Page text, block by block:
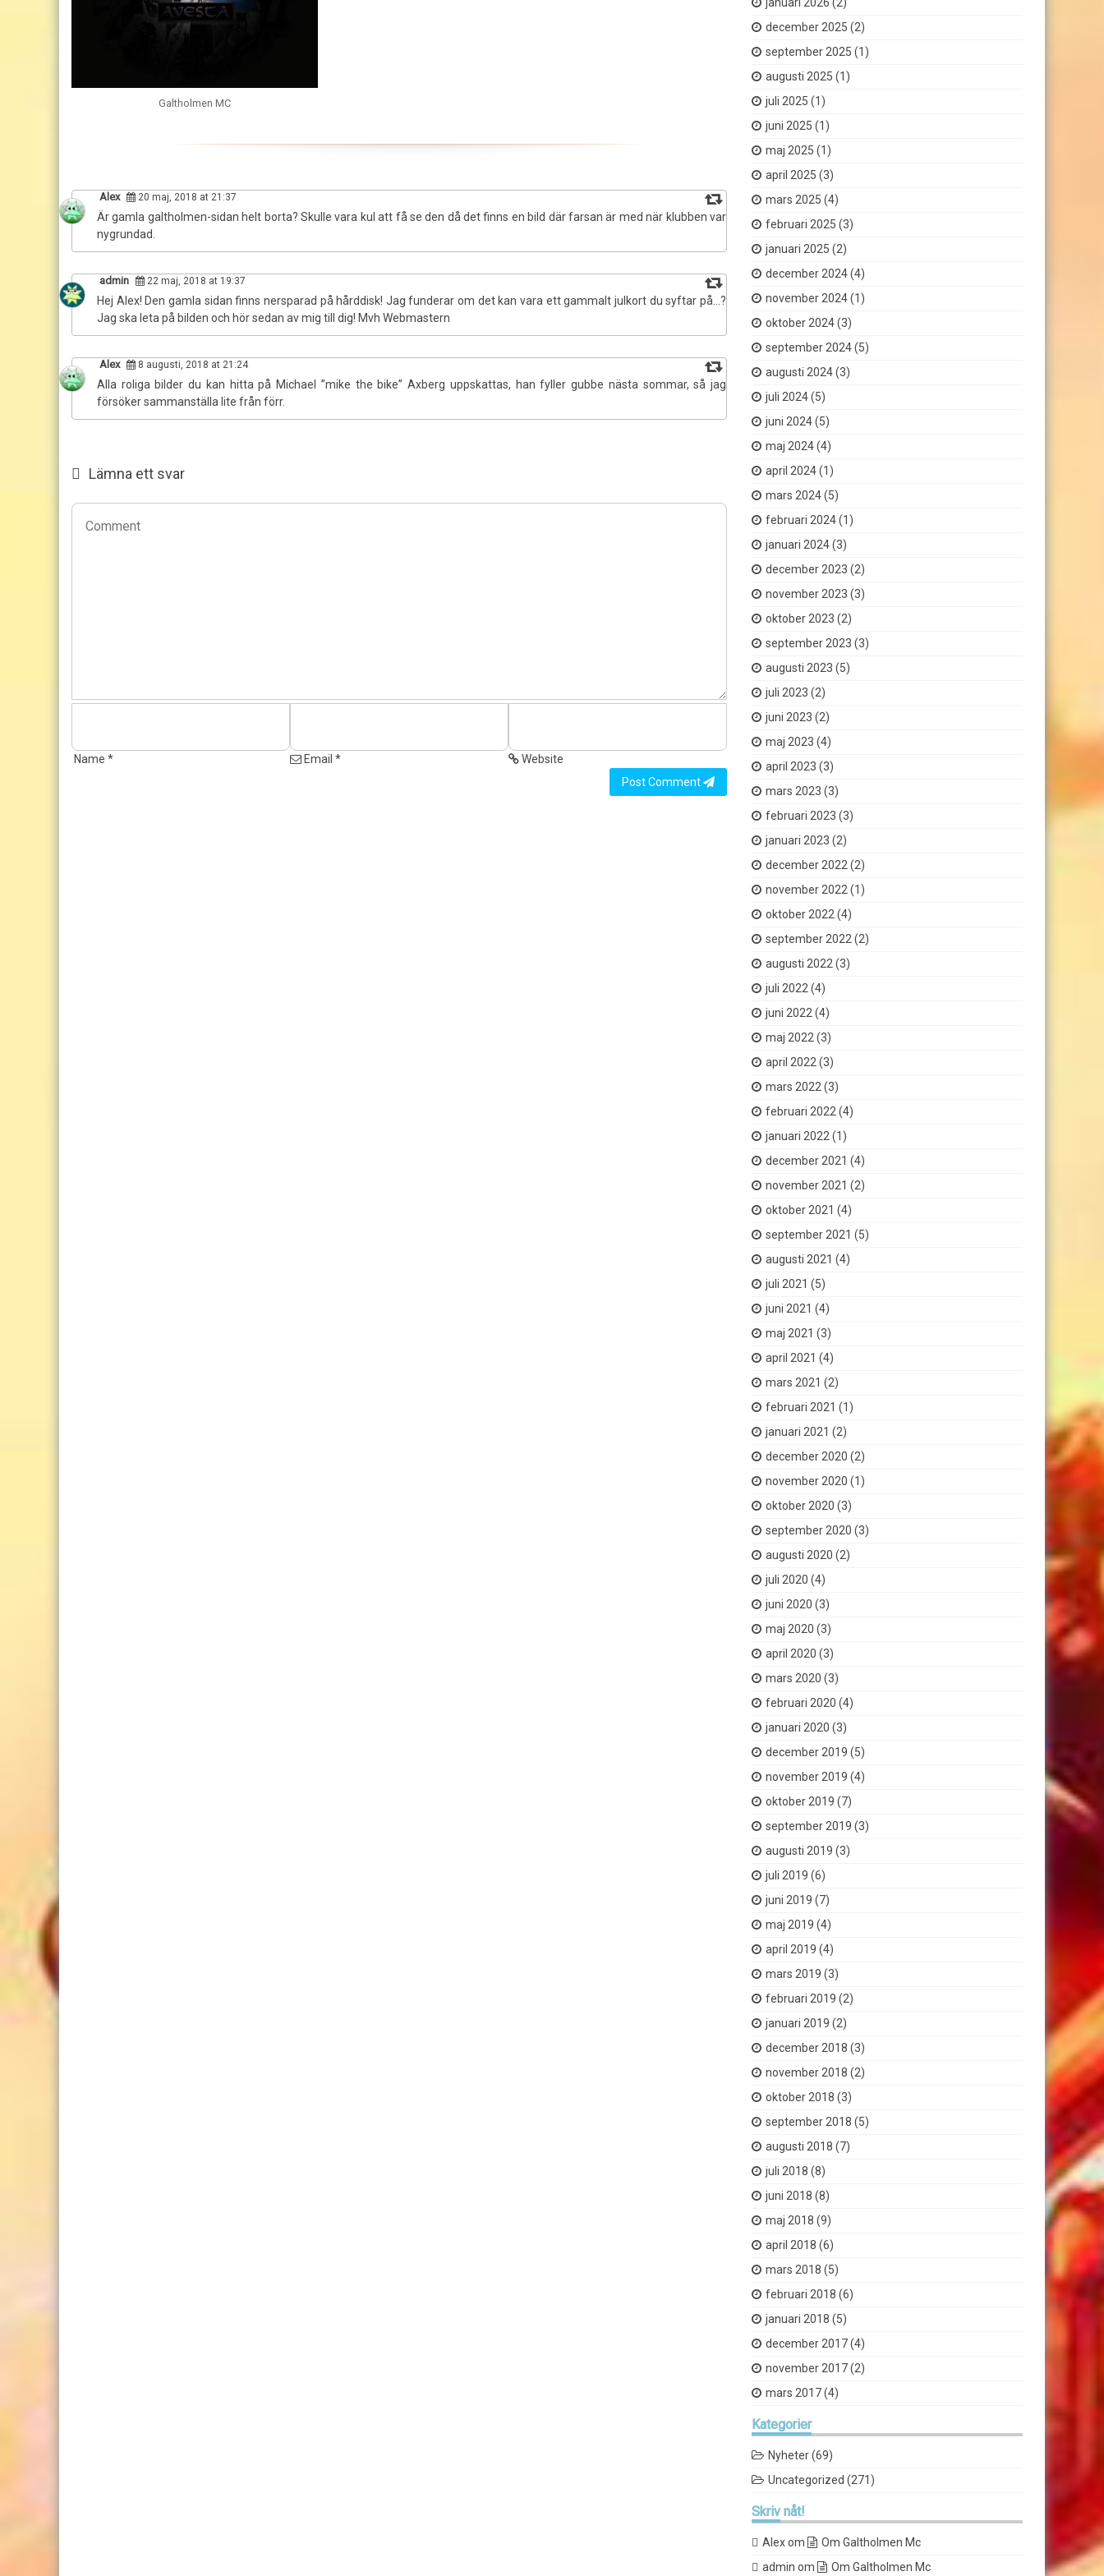
Galtholmen MC
Alex 20 maj, 2018 at 21:37
Är gamla galtholmen-sidan helt borta? Skulle vara kul att få se den då det finns en bild där farsan är med när klubben var
nygrundad.
admin 22 maj, 2018 at 19:37
Hej Alex! Den gamla sidan finns nersparad på hårddisk! Jag funderar om det kan vara ett gammalt julkort du syftar på…?
Jag ska leta på bilden och hör sedan av mig till dig! Mvh Webmastern
Alex 8 augusti, 2018 at 21:24
Alla roliga bilder du kan hitta på Michael ”mike the bike” Axberg uppskattas, han fyller gubbe nästa sommar, så jag
försöker sammanställa lite från förr.
Lämna ett svar
Name * Email *
Website
Post Comment
december 2025 (2)
september 2025 (1)
augusti 2025 (1)
juli 2025 (1)
juni 2025 (1)
maj 2025 (1)
april 2025 (3)
mars 2025 (4)
februari 2025 (3)
januari 2025 (2)
december 2024(4)
november 2024(1)
oktober 2024(3)
september 2024(5)
augusti 2024(3)
juli 2024(5)
juni 2024(5)
maj 2024(4)
april 2024(1)
mars 2024(5)
februari 2024(1)
januari 2024(3)
december 2023 (2)
november 2023 (3)
oktober 2023 (2)
september 2023 (3)
augusti 2023 (5)
juli 2023 (2)
juni 2023 (2)
maj 2023 (4)
april 2023 (3)
mars 2023 (3)
februari 2023 (3)
januari 2023 (2)
december 2022 (2)
november 2022 (1)
oktober 2022 (4)
september 2022 (2)
augusti 2022 (3)
juli 2022 (4)
juni 2022 (4)
maj 2022 (3)
april 2022 (3)
mars 2022 (3)
februari 2022 (4)
januari 2022 (1)
december 2021 (4)
november 2021 (2)
oktober 2021 (4)
september 2021 (5)
augusti 2021 (4)
juli 2021 (5)
juni 2021 (4)
maj 2021 (3)
april 2021 (4)
mars 2021 (2)
februari 2021 (1)
januari 2021 (2)
december 2020 (2)
november 2020 (1)
oktober 2020 (3)
september 2020 (3)
augusti 2020 (2)
juli 2020 (4)
juni 2020 (3)
maj 2020 (3)
april 2020 (3)
mars 2020 (3)
februari 2020 (4)
januari 2020 (3)
december 2019 (5)
november 2019 (4)
oktober 2019 (7)
september 2019 (3)
augusti 2019 (3)
juli 2019 (6)
juni 2019 (7)
maj 2019 (4)
april 2019 (4)
mars 2019 (3)
februari 2019 (2)
januari 2019 (2)
december 2018 (3)
november 2018 (2)
oktober 2018 (3)
september 2018 (5)
augusti 2018 (7)
juli 2018 (8)
juni 2018 (8)
maj 2018 (9)
april 2018 (6)
mars 2018 (5)
februari 2018 (6)
januari 2018 (5)
december 2017(4)
november 2017(2)
mars 2017(4)
Kategorier
Nyheter(69)
Uncategorized (271)
Skriv nåt!
Alexom
Om Galtholmen Mc
admin om Om Galtholmen Mc